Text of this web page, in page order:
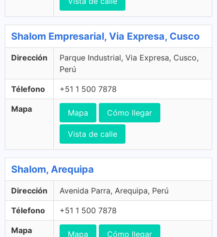
Shalom Empresarial, Via Expresa, Cusco
Dirección
Parque Industrial, Via Expresa, Cusco,
Perú
Télefono +51 1 500 7878
Mapa Mapa Cómo llegar
Vista de calle
Shalom, Arequipa
Dirección Avenida Parra, Arequipa, Perú
Télefono +51 1 500 7878
Mapa Mapa Cómo llegar